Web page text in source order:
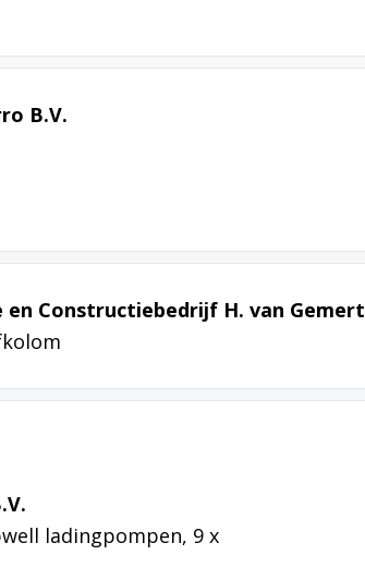
B.V.
en Constructiebedrijf H. van Gemert
ladingpompen, 9 x